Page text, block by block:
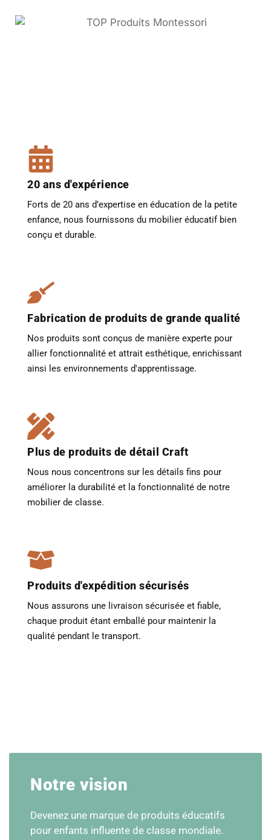
20 ans d'expérience
Forts de 20 ans d’expertise en éducation de la petite
enfance, nous fournissons du mobilier éducatif bien
conçu et durable.
Fabrication de produits de grande qualité
Nos produits sont conçus de manière experte pour
allier fonctionnalité et attrait esthétique, enrichissant
ainsi les environnements d'apprentissage.
Plus de produits de détail Craft
Nous nous concentrons sur les détails fins pour
améliorer la durabilité et la fonctionnalité de notre
mobilier de classe.
Produits d'expédition sécurisés
Nous assurons une livraison sécurisée et fiable,
chaque produit étant emballé pour maintenir la
qualité pendant le transport.
Notre vision
Devenez une marque de produits éducatifs
pour enfants influente de classe mondiale.